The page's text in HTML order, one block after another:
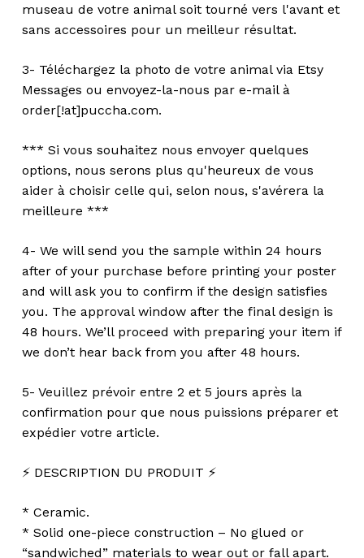
museau de votre animal soit tourné vers l'avant et
sans accessoires pour un meilleur résultat.
3- Téléchargez la photo de votre animal via Etsy
Messages ou envoyez-la-nous par e-mail à
order[!at]puccha.com.
*** Si vous souhaitez nous envoyer quelques
options, nous serons plus qu'heureux de vous
aider à choisir celle qui, selon nous, s'avérera la
meilleure ***
4- We will send you the sample within 24 hours
after of your purchase before printing your poster
and will ask you to confirm if the design satisfies
you. The approval window after the final design is
48 hours. We’ll proceed with preparing your item if
we don’t hear back from you after 48 hours.
5- Veuillez prévoir entre 2 et 5 jours après la
confirmation pour que nous puissions préparer et
expédier votre article.
⚡️ DESCRIPTION DU PRODUIT ⚡️
* Ceramic.
* Solid one-piece construction – No glued or
“sandwiched” materials to wear out or fall apart.